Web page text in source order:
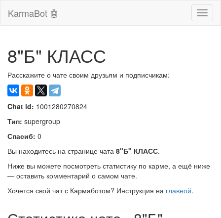
KarmaBot 🤖
8"Б" КЛАСС
Расскажите о чате своим друзьям и подписчикам:
Chat id: 1001280270824
Тип: supergroup
Спасиб: 0
Вы находитесь на странице чата 8"Б" КЛАСС.
Ниже вы можете посмотреть статистику по карме, а ещё ниже
— оставить комментарий о самом чате.
Хочется свой чат с Кармаботом? Инструкция на главной.